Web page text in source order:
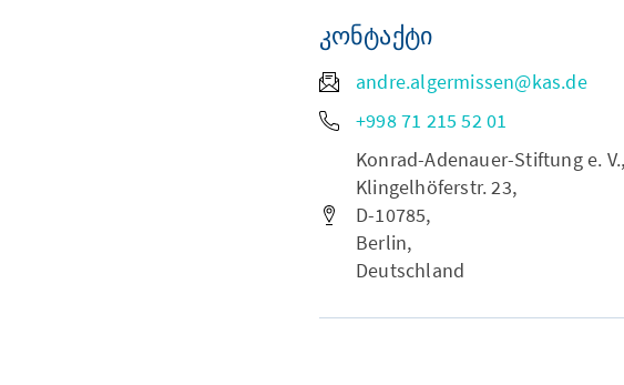
კონტაქტი
andre.algermissen@kas.de
+998 71 215 52 01
Konrad-Adenauer-Stiftung e. V.,
Klingelhöferstr. 23,
D-10785,
Berlin,
Deutschland